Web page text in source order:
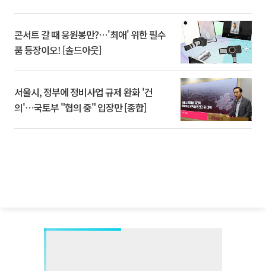
콘서트 갈 때 응원봉만?⋯'최애' 위한 필수
품 등장이오! [솔드아웃]
서울시, 정부에 정비사업 규제 완화 '건
의'⋯국토부 "협의 중" 입장만 [종합]